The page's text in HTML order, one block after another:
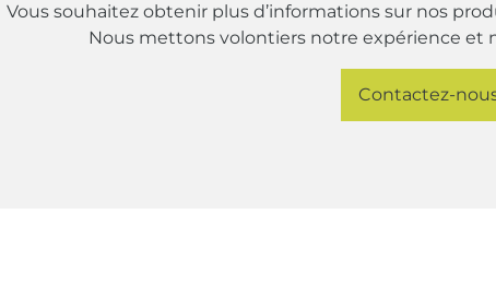
Vous souhaitez obtenir plus d’informations sur nos
Nous mettons volontiers notre expérience et